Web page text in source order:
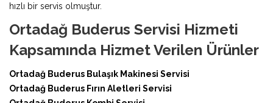
hızlı bir servis olmuştur.
Ortadağ Buderus Servisi Hizmeti
Kapsamında Hizmet Verilen Ürünler
Ortadağ Buderus Bulaşık Makinesi Servisi
Ortadağ Buderus Fırın Aletleri Servisi